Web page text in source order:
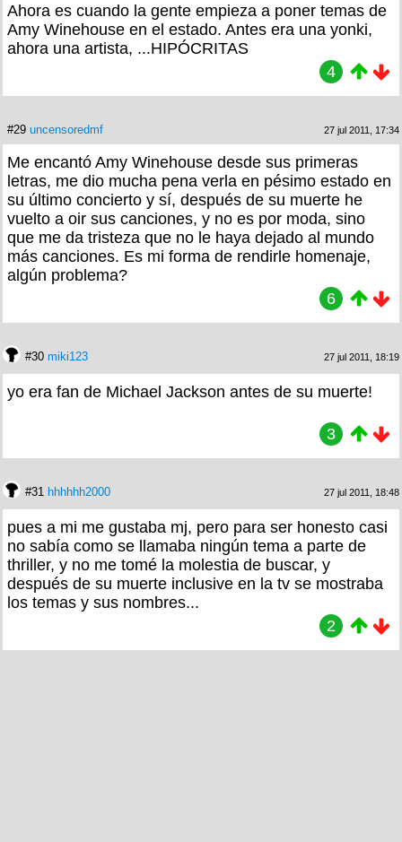
Ahora es cuando la gente empieza a poner temas de
Amy Winehouse en el estado. Antes era una yonki,
ahora una artista, ...HIPÓCRITAS
4
#29 uncensoredmf 27 jul 2011, 17:34
Me encantó Amy Winehouse desde sus primeras
letras, me dio mucha pena verla en pésimo estado en
su último concierto y sí, después de su muerte he
vuelto a oir sus canciones, y no es por moda, sino
que me da tristeza que no le haya dejado al mundo
más canciones. Es mi forma de rendirle homenaje,
algún problema?
6
#30 miki123 27 jul 2011, 18:19
yo era fan de Michael Jackson antes de su muerte!
3
#31 hhhhhh2000 27 jul 2011, 18:48
pues a mi me gustaba mj, pero para ser honesto casi
no sabía como se llamaba ningún tema a parte de
thriller, y no me tomé la molestia de buscar, y
después de su muerte inclusive en la tv se mostraba
los temas y sus nombres...
2